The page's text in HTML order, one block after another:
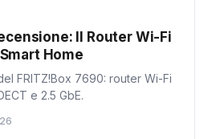
Il Router Wi-Fi
Home
FRITZ!Box 7690: router Wi-Fi
e 2.5 GbE.